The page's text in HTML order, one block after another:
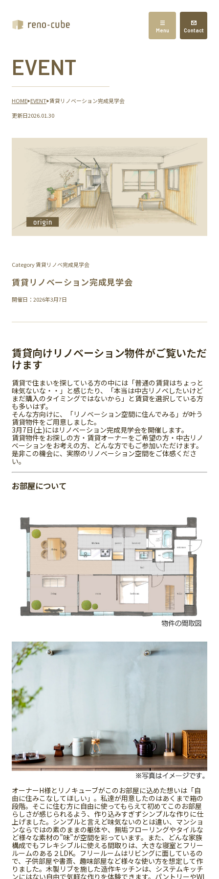
Menu Contact
EVENT
HOME EVENT 賃貸リノベーション完成見学会
更新日2026.01.30
Category 賃貸リノベ完成見学会
賃貸リノベーション完成見学会
開催日：2026年3月7日
賃貸向けリノベーション物件がご覧いただ
けます
賃貸で住まいを探している方の中には「普通の賃貸はちょっと
味気ないな・・」と感じたり、「本当は中古リノベしたいけど
まだ購入のタイミングではないから」と賃貸を選択している方
も多いはず。
そんな方向けに、「リノベーション空間に住んでみる」が叶う
賃貸物件をご用意しました。
3月7日(土)にはリノベーション完成見学会を開催します。
賃貸物件をお探しの方・賃貸オーナーをご希望の方・中古リノ
ベーションをお考えの方、どんな方でもご参加いただけます。
是非この機会に、実際のリノベーション空間をご体感くださ
い。
お部屋について
オーナーH様とリノキューブがこのお部屋に込めた想いは「自
由に住みこなしてほしい」。私達が用意したのはあくまで箱の
段階。そこに住む方に自由に使ってもらえて初めてこのお部屋
らしさが感じられるよう、作り込みすぎずシンプルな作りに仕
上げました。シンプルと言えど味気ないのとは違い、マンショ
ンならではの素のままの躯体や、無垢フローリングやタイルな
ど様々な素材の”味”が空間を彩っています。また、どんな家族
構成でもフレキシブルに使える間取りは、大きな寝室とフリー
ルームのある２LDK。フリールームはリビングに面しているの
で、子供部屋や書斎、趣味部屋など様々な使い方を想定して作
りました。木製リブを施した造作キッチンは、システムキッチ
ンにはない自由で気軽な作りを体験できます。パントリーやWI